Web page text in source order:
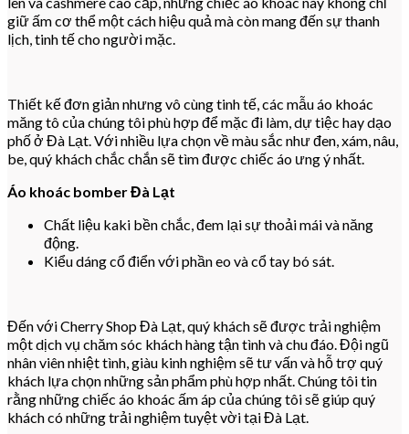
giữ ấm cơ thể một cách hiệu quả mà còn mang đến sự thanh
lịch, tinh tế cho người mặc.
Thiết kế đơn giản nhưng vô cùng tinh tế, các mẫu áo khoác
măng tô của chúng tôi phù hợp để mặc đi làm, dự tiệc hay dạo
phố ở Đà Lạt. Với nhiều lựa chọn về màu sắc như đen, xám, nâu,
be, quý khách chắc chắn sẽ tìm được chiếc áo ưng ý nhất.
Áo khoác bomber Đà Lạt
Chất liệu kaki bền chắc, đem lại sự thoải mái và năng
động.
Kiểu dáng cổ điển với phần eo và cổ tay bó sát.
Đến với Cherry Shop Đà Lạt, quý khách sẽ được trải nghiệm
một dịch vụ chăm sóc khách hàng tận tình và chu đáo. Đội ngũ
nhân viên nhiệt tình, giàu kinh nghiệm sẽ tư vấn và hỗ trợ quý
khách lựa chọn những sản phẩm phù hợp nhất. Chúng tôi tin
rằng những chiếc áo khoác ấm áp của chúng tôi sẽ giúp quý
khách có những trải nghiệm tuyệt vời tại Đà Lạt.